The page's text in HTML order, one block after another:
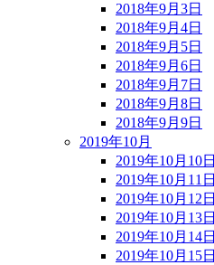
2018年9月3日
2018年9月4日
2018年9月5日
2018年9月6日
2018年9月7日
2018年9月8日
2018年9月9日
2019年10月
2019年10月10日
2019年10月11日
2019年10月12日
2019年10月13日
2019年10月14日
2019年10月15日